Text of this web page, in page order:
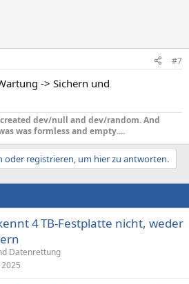
#7
-> Sichern und
dev/null and dev/random. And
was formless and empty....​
oder registrieren, um hier zu antworten.
4 TB-Festplatte nicht, weder
Datenrettung